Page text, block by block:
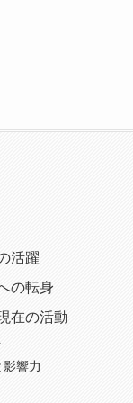
活躍
の転身
在の活動
響力